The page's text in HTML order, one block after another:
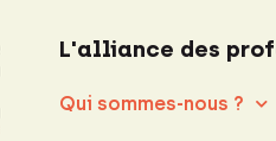
L'alliance des
Qui sommes-nous ?